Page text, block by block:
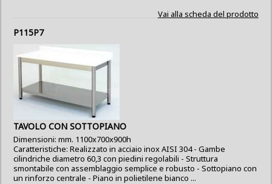
Vai alla scheda del prodotto
P115P7
TAVOLO CON SOTTOPIANO
Dimensioni: mm. 1100x700x900h
Caratteristiche: Realizzato in acciaio inox AISI 304 - Gambe
cilindriche diametro 60,3 con piedini regolabili - Struttura
smontabile con assemblaggio semplice e robusto - Sottopiano con
un rinforzo centrale - Piano in polietilene bianco ...